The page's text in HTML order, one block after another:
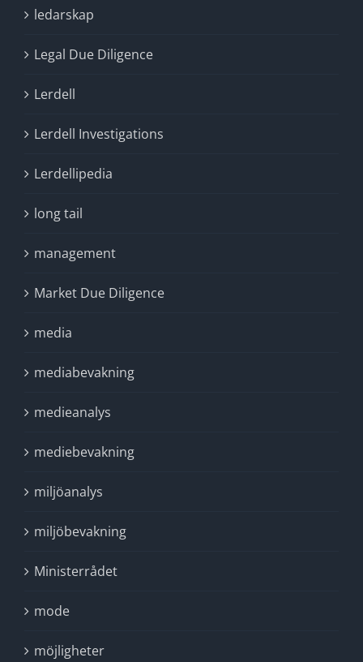
ledarskap
Legal Due Diligence
Lerdell
Lerdell Investigations
Lerdellipedia
long tail
management
Market Due Diligence
media
mediabevakning
medieanalys
mediebevakning
miljöanalys
miljöbevakning
Ministerrådet
mode
möjligheter